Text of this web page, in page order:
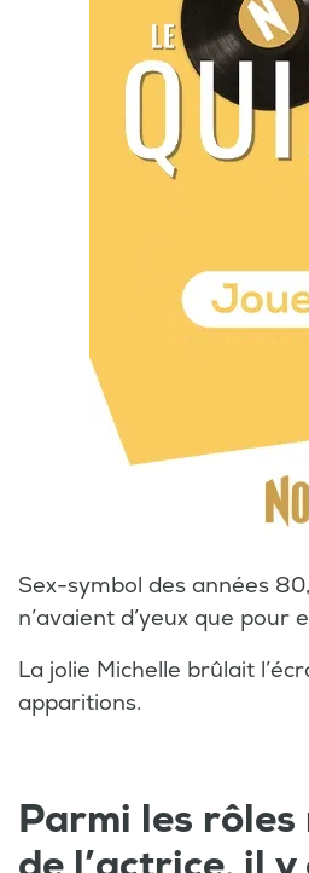
Sex-symbol des années
n’avaient d’yeux que pour
La jolie Michelle brûlait
apparitions.
Parmi les